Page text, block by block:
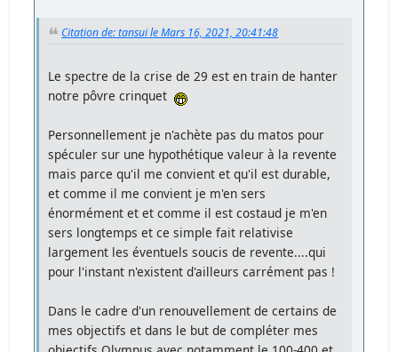
Citation de: tansui le Mars 16, 2021, 20:41:48
Le spectre de la crise de 29 est en train de hanter
notre pôvre crinquet
Personnellement je n'achète pas du matos pour
spéculer sur une hypothétique valeur à la revente
mais parce qu'il me convient et qu'il est durable,
et comme il me convient je m'en sers
énormément et et comme il est costaud je m'en
sers longtemps et ce simple fait relativise
largement les éventuels soucis de revente....qui
pour l'instant n'existent d'ailleurs carrément pas !
Dans le cadre d'un renouvellement de certains de
mes objectifs et dans le but de compléter mes